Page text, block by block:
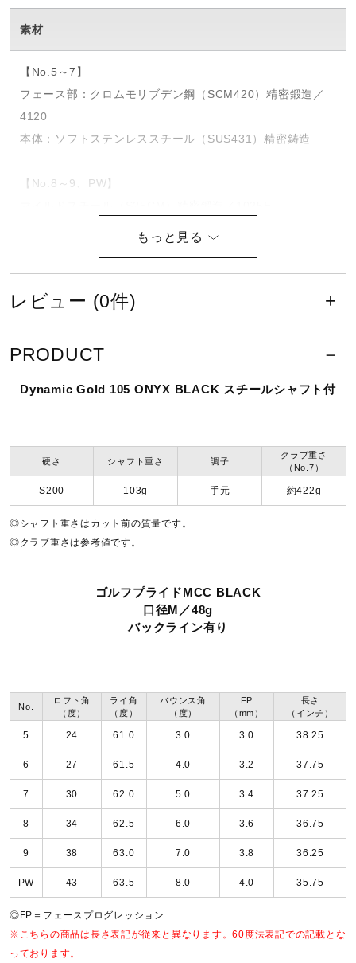
寝具／ミズノスリープ
ジュニア／キッズ
メディカル
取扱店一覧
素材
【No.5～7】
フェース部：クロムモリブデン鋼（SCM420）精密鍛造／
4120
本体：ソフトステンレススチール（SUS431）精密鋳造
【No.8～9、PW】
日本製
仕上げ
ュ・ブラックIP仕上げ、EF・TPE複合バッジ
No.5／24、No.6／27、No.7／30、No.8／34、No.9／
38、PW／43
Dynamic Gold 105 ONYX BLACK（S200／103g）
ゴルフプライドMCC BLACK（M／48g）
バランス
No.5／D3、No.6／D3、No.7／D3、No.8／D3、No.9／
D3、PW／D3
発売シーズン
レビュー (0件)
PRODUCT
Dynamic Gold 105 ONYX BLACK スチールシャフト付
硬さ シャフト重さ 調子
クラブ重さ
（No.7）
S200 103g 手元 約422g
◎シャフト重さはカット前の質量です。
◎クラブ重さは参考値です。
ゴルフプライドMCC BLACK
口径M／48g
バックライン有り
No.
ロフト角
（度）
ライ角
（度）
バウンス角
（度）
FP
（mm）
長さ
（インチ）
5 24 61.0 3.0 3.0 38.25
6 27 61.5 4.0 3.2 37.75
7 30 62.0 5.0 3.4 37.25
8 34 62.5 6.0 3.6 36.75
9 38 63.0 7.0 3.8 36.25
PW 43 63.5 8.0 4.0 35.75
◎FP＝フェースプログレッション
※こちらの商品は長さ表記が従来と異なります。60度法表記での記載とな
っております。